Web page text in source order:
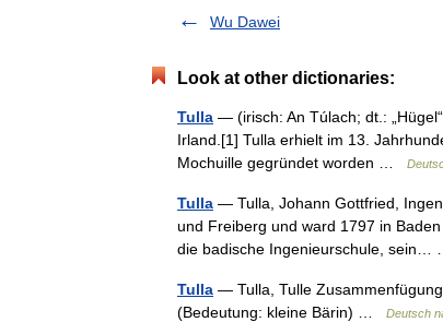
Wu Dawei
Look at other dictionaries:
Tulla — (irisch: An Túlach; dt.:
Irland.[1] Tulla erhielt im 13.
Mochuille gegründet worden …
Tulla — Tulla, Johann Gottfried,
und Freiberg und ward 1797 in
die badische Ingenieurschule,
Tulla — Tulla, Tulle
(Bedeutung: kleine Bärin) …
Deutsch